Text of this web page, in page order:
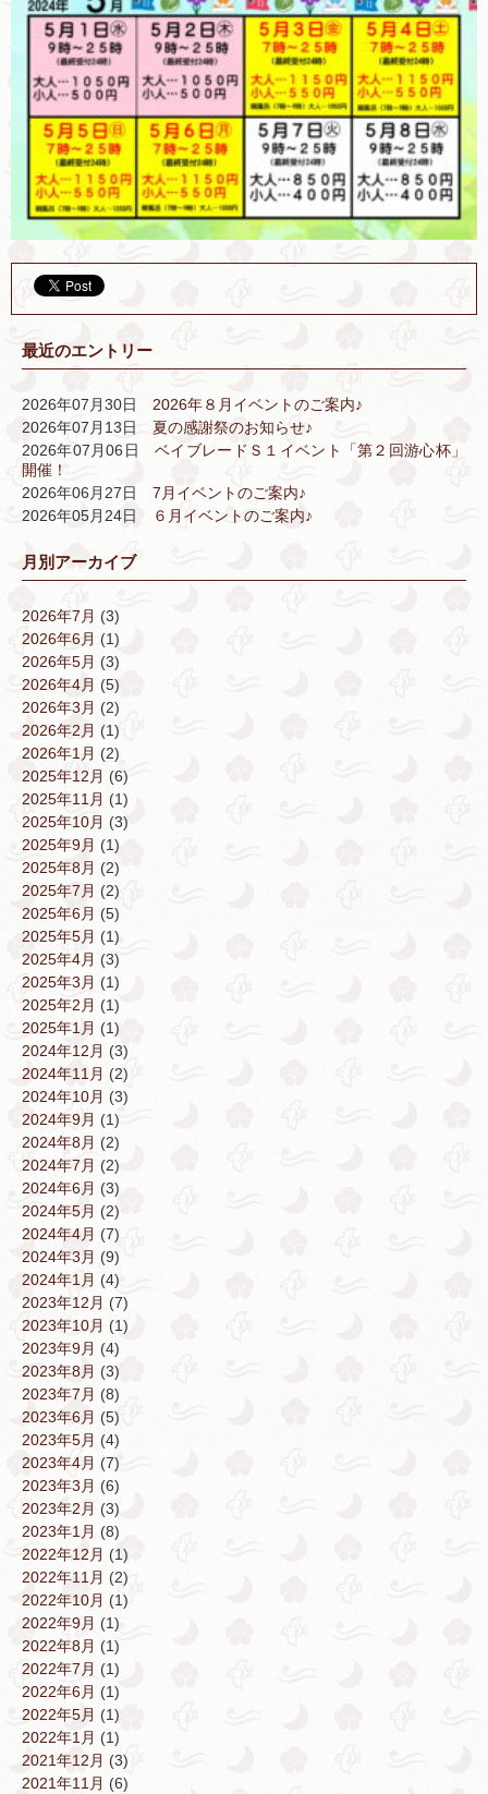
最近のエントリー
2026年07月30日 2026年８月イベントのご案内♪
2026年07月13日 夏の感謝祭のお知らせ♪
2026年07月06日ベイブレードＳ１イベント「第２回游心杯」
開催！
2026年06月27日 7月イベントのご案内♪
2026年05月24日
６月イベントのご案内♪
月別アーカイブ
2026年7月 (3)
2026年6月 (1)
2026年5月 (3)
2026年4月 (5)
2026年3月 (2)
2026年2月 (1)
2026年1月 (2)
2025年12月 (6)
2025年11月 (1)
2025年10月 (3)
2025年9月 (1)
2025年8月 (2)
2025年7月 (2)
2025年6月 (5)
2025年5月 (1)
2025年4月 (3)
2025年3月 (1)
2025年2月 (1)
2025年1月 (1)
2024年12月 (3)
2024年11月 (2)
2024年10月 (3)
2024年9月 (1)
2024年8月 (2)
2024年7月 (2)
2024年6月 (3)
2024年5月 (2)
2024年4月 (7)
2024年3月 (9)
2024年1月 (4)
2023年12月 (7)
2023年10月 (1)
2023年9月 (4)
2023年8月 (3)
2023年7月 (8)
2023年6月 (5)
2023年5月 (4)
2023年4月 (7)
2023年3月 (6)
2023年2月 (3)
2023年1月 (8)
2022年12月 (1)
2022年11月 (2)
2022年10月 (1)
2022年9月 (1)
2022年8月 (1)
2022年7月 (1)
2022年6月 (1)
2022年5月 (1)
2022年1月 (1)
2021年12月 (3)
2021年11月 (6)